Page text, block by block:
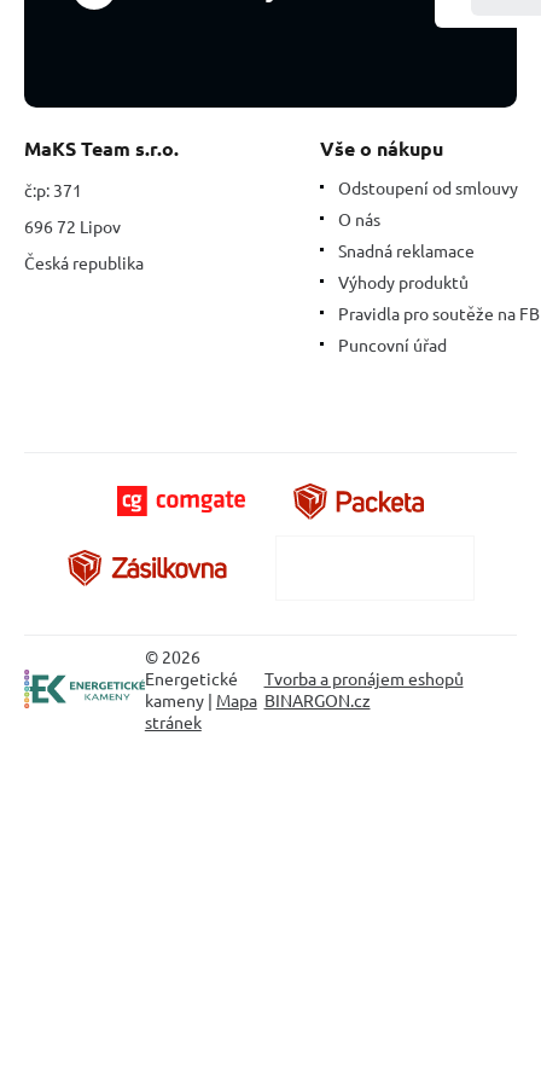
MaKS Team s.r.o.
č:p: 371
696 72 Lipov
Česká republika
Vše o nákupu
Odstoupení od smlouvy
O nás
Snadná reklamace
Výhody produktů
Pravidla pro soutěže na FB
Puncovní úřad
© 2026
Energetické
kameny | Mapa
stránek
Tvorba a pronájem eshopů
BINARGON.cz